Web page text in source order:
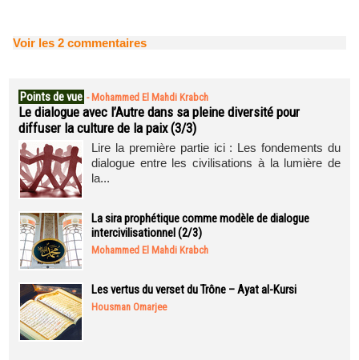
Voir les 2 commentaires
Points de vue - Mohammed El Mahdi Krabch
Le dialogue avec l’Autre dans sa pleine diversité pour
diffuser la culture de la paix (3/3)
Lire la première partie ici : Les fondements du
dialogue entre les civilisations à la lumière de
la...
La sira prophétique comme modèle de dialogue
intercivilisationnel (2/3)
Mohammed El Mahdi Krabch
Les vertus du verset du Trône – Ayat al-Kursi
Housman Omarjee